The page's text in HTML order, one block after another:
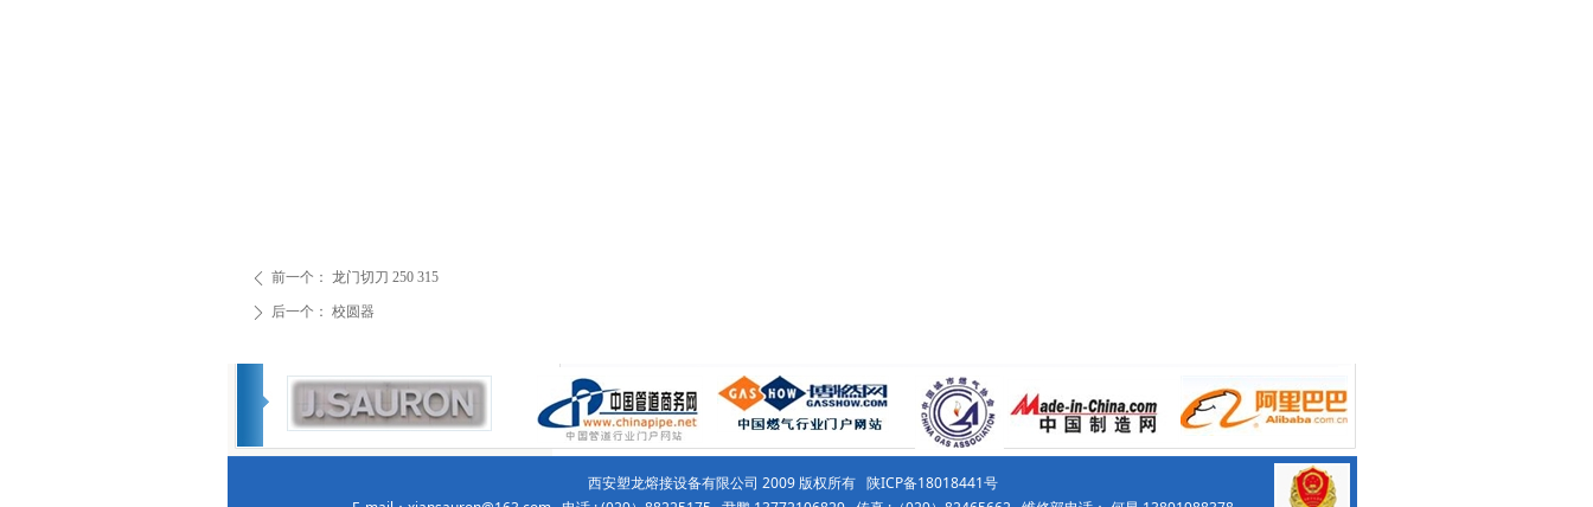
ꄴ 前一个： 龙门切刀 250 315
ꄲ 后一个： 校圆器
西安塑龙熔接设备有限公司 2009 版权所有 陕ICP备18018441号